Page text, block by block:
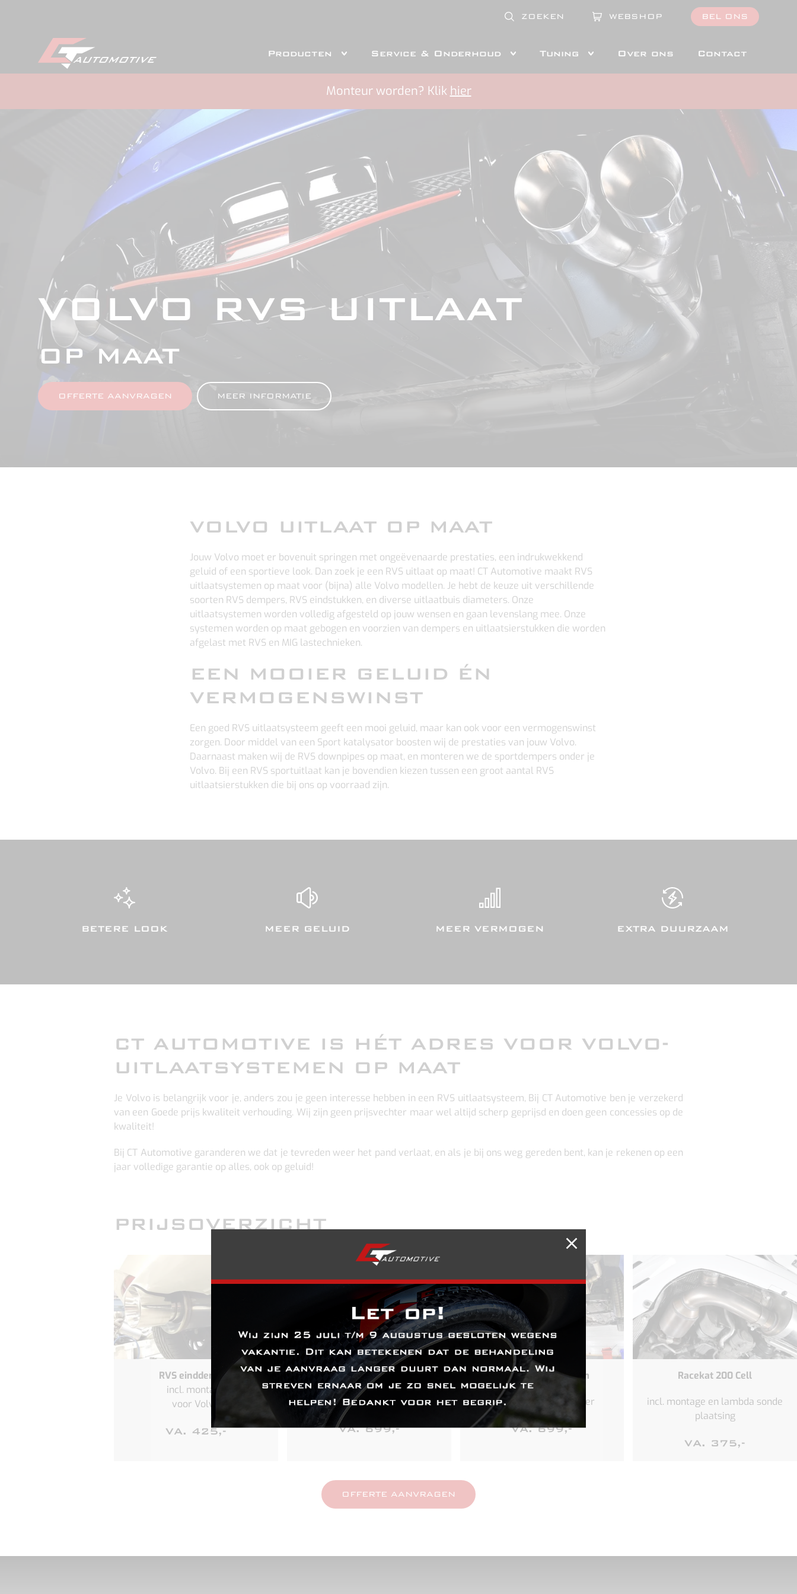
ZOEKEN WEBSHOP BEL ONS
Producten Service & Onderhoud Tuning Over ons Contact
Monteur worden? Klik hier
VOLVO RVS UITLAAT
OP MAAT
OFFERTE AANVRAGEN MEER INFORMATIE
VOLVO UITLAAT OP MAAT
Jouw Volvo moet er bovenuit springen met ongeëvenaarde prestaties, een indrukwekkend
geluid of een sportieve look. Dan zoek je een RVS uitlaat op maat! CT Automotive maakt RVS
uitlaatsystemen op maat voor (bijna) alle Volvo modellen. Je hebt de keuze uit verschillende
soorten RVS dempers, RVS eindstukken, en diverse uitlaatbuis diameters. Onze
uitlaatsystemen worden volledig afgesteld op jouw wensen en gaan levenslang mee. Onze
systemen worden op maat gebogen en voorzien van dempers en uitlaatsierstukken die worden
afgelast met RVS en MIG lastechnieken.
EEN MOOIER GELUID ÉN
VERMOGENSWINST
Een goed RVS uitlaatsysteem geeft een mooi geluid, maar kan ook voor een vermogenswinst
zorgen. Door middel van een Sport katalysator boosten wij de prestaties van jouw Volvo.
Daarnaast maken wij de RVS downpipes op maat, en monteren we de sportdempers onder je
Volvo. Bij een RVS sportuitlaat kan je bovendien kiezen tussen een groot aantal RVS
uitlaatsierstukken die bij ons op voorraad zijn.
BETERE LOOK MEER GELUID MEER VERMOGEN EXTRA DUURZAAM
CT AUTOMOTIVE IS HÉT ADRES VOOR VOLVO-
UITLAATSYSTEMEN OP MAAT
Je Volvo is belangrijk voor je, anders zou je geen interesse hebben in een RVS uitlaatsysteem, Bij CT Automotive ben je verzekerd
van een Goede prijs kwaliteit verhouding. Wij zijn geen prijsvechter maar wel altijd scherp geprijsd en doen geen concessies op de
kwaliteit!
Bij CT Automotive garanderen we dat je tevreden weer het pand verlaat, en als je bij ons weg gereden bent, kan je rekenen op een
jaar volledige garantie op alles, ook op geluid!
PRIJSOVERZICHT
RVS einddemper
incl. montage
voor Volvo
VA. 425,-
RVS einddemper L+R
incl. eindstukken en montage
VA. 699,-
RVS catback systeem
met enkele RVS demper
VA. 699,-
Racekat 200 Cell
incl. montage en lambda sonde
plaatsing
VA. 375,-
OFFERTE AANVRAGEN